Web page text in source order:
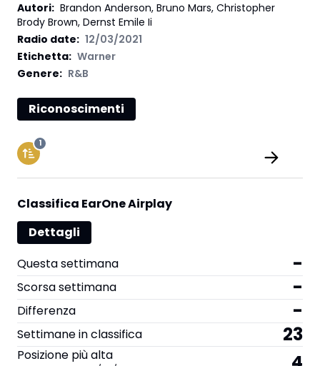
Autori: Brandon Anderson, Bruno Mars, Christopher
Brody Brown, Dernst Emile Ii
Radio date: 12/03/2021
Etichetta: Warner
Genere: R&B
Riconoscimenti
1
Classifica EarOne Airplay
Dettagli
Questa settimana
-
Scorsa settimana -
Differenza -
Settimane in classifica 23
Posizione più alta